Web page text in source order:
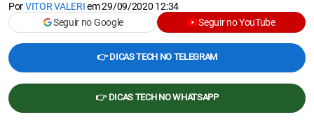
PorVITOR VALERIem29/09/2020 12:34
Seguir no Google
Seguir no YouTube
👉 DICAS TECH NO TELEGRAM
👉 DICAS TECH NO WHATSAPP